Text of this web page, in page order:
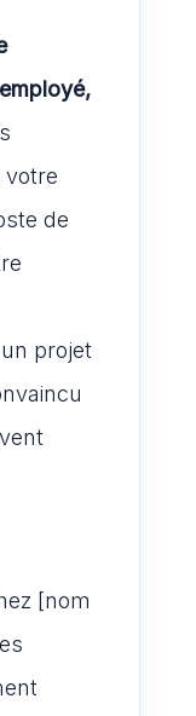
votre
de
projet
[nom